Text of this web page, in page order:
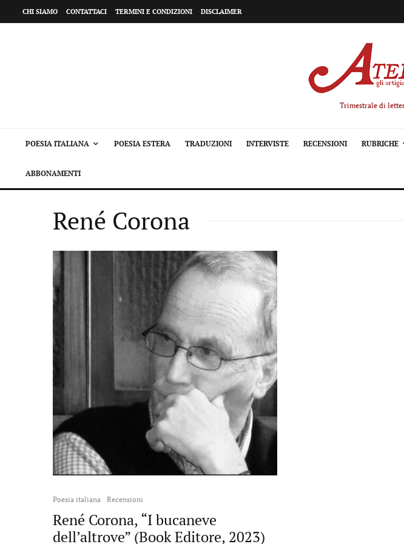
CHI SIAMO CONTATTACI TERMINI E CONDIZIONI DISCLAIMER
Trimestrale di
POESIA ITALIANA POESIA ESTERA TRADUZIONI INTERVISTE RECENSIONI RUBRICHE
ABBONAMENTI
René Corona
Poesia italiana Recensioni
René Corona, “I bucaneve
dell’altrove” (Book Editore, 2023)